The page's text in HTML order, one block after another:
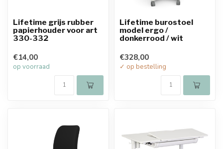
Lifetime grijs rubber
papierhouder voor art
330-332
€14,00
op voorraad
Lifetime burostoel
model ergo /
donkerrood / wit
€328,00
✓ op bestelling